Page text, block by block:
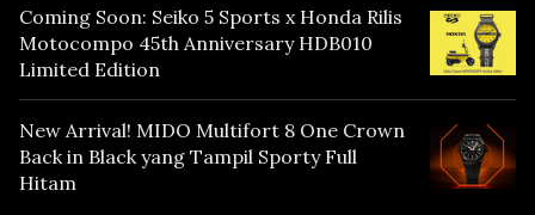
Coming Soon: Seiko 5 Sports x Honda Rilis
Motocompo 45th Anniversary HDB010
Limited Edition
New Arrival! MIDO Multifort 8 One Crown
Back in Black yang Tampil Sporty Full
Hitam